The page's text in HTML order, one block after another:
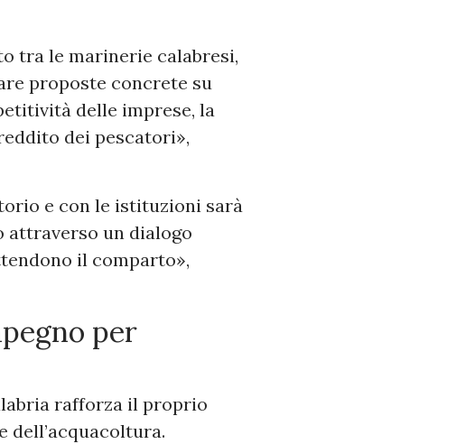
tra le marinerie calabresi,
proposte concrete su
delle imprese, la
dei pescatori»,
e con le istituzioni sarà
attraverso un dialogo
il comparto»,
per
rafforza il proprio
dell’acquacoltura.